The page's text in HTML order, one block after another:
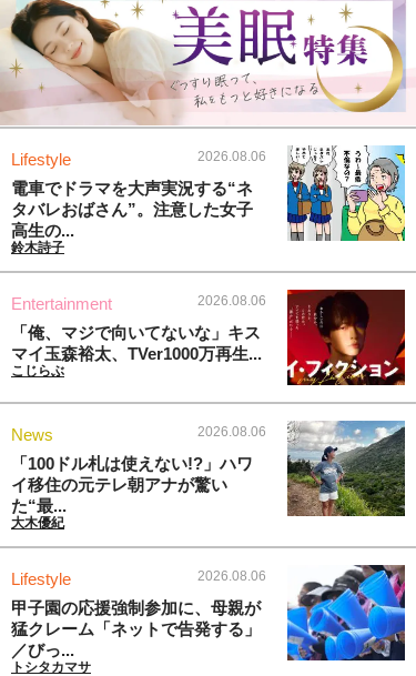
Lifestyle 2026.08.06
電車でドラマを大声実況する“ネ
タバレおばさん”。注意した女子
高生の...
鈴木詩子
Entertainment 2026.08.06
「俺、マジで向いてないな」キス
マイ玉森裕太、TVer1000万再生...
こじらぶ
News 2026.08.06
「100ドル札は使えない!?」ハワ
イ移住の元テレ朝アナが驚い
た“最...
大木優紀
Lifestyle 2026.08.06
甲子園の応援強制参加に、母親が
猛クレーム「ネットで告発する」
／びっ...
トシタカマサ